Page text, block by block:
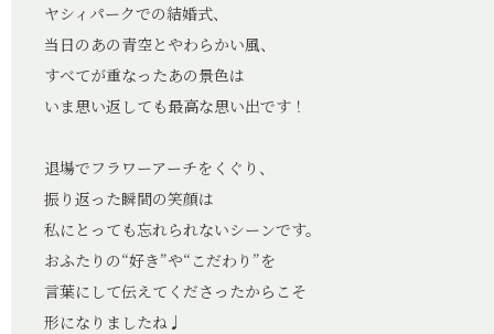
ヤシィパークでの結婚式、
当日のあの青空とやわらかい風、
すべてが重なったあの景色は
いま思い返しても最高な思い出です！
退場でフラワーアーチをくぐり、
振り返った瞬間の笑顔は
私にとっても忘れられないシーンです。
おふたりの“好き”や“こだわり”を
言葉にして伝えてくださったからこそ
形になりましたね♩